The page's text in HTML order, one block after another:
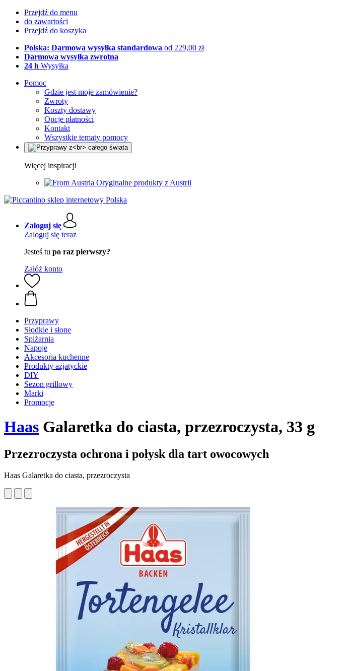
Przejdź do menu
do zawartości
Przejdź do koszyka
Polska: Darmowa wysyłka standardowa od 229,00 zł
Darmowa wysyłka zwrotna
24 h Wysyłka
Pomoc
Gdzie jest moje zamówienie?
Zwroty
Koszty dostawy
Opcje płatności
Kontakt
Wszystkie tematy pomocy
Więcej inspiracji
Oryginalne produkty z Austrii
Zaloguj się
Zaloguj się teraz
Jesteś tu po raz pierwszy?
Załóż konto
Przyprawy
Słodkie i słone
Spiżarnia
Napoje
Akcesoria kuchenne
Produkty azjatyckie
DIY
Sezon grillowy
Marki
Promocje
Haas Galaretka do ciasta, przezroczysta, 33 g
Przezroczysta ochrona i połysk dla tart owocowych
Haas Galaretka do ciasta, przezroczysta